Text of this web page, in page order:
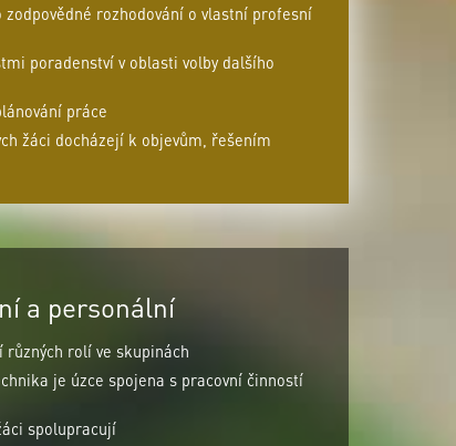
rozhodování o vlastní profesní
poradenství v oblasti volby dalšího
práce
žáci docházejí k objevům, řešením
a personální
rolí ve skupinách
je úzce spojena s pracovní činností
spolupracují